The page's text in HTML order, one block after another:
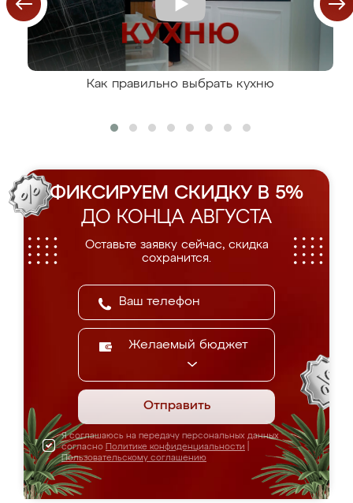
Как правильно выбрать кухню
ФИКСИРУЕМ СКИДКУ В 5%
ДО КОНЦА АВГУСТА
Оставьте заявку сейчас, скидка
сохранится.
Желаемый бюджет
Отправить
Я соглашаюсь на передачу персональных данных
согласно Политике конфиденциальности
Пользовательскому соглашению